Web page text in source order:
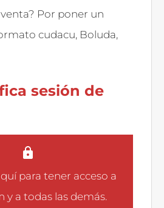
Por poner un
cudacu, Boluda,
sesión de
para tener acceso a
y a todas las demás.